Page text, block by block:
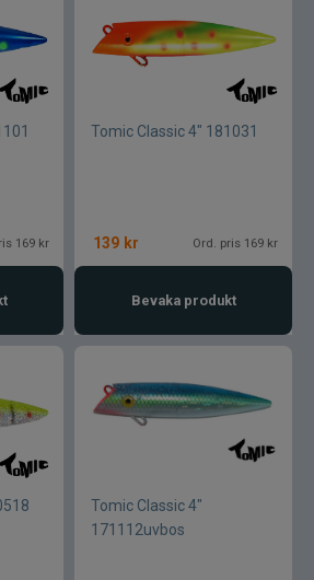
169 kr
Tomic Classic 4" 181031
139 kr Ord. pris 169 kr
Bevaka produkt
Tomic Classic 4"
171112uvbos